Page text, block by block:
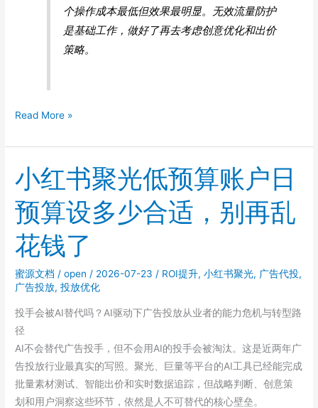
个操作成本最低但效果最明显。无效流量防护
是基础工作，做好了再去考虑创意优化和出价
策略。
小
书
光
投
放
和
巨
量
千
川
怎
么
选？
预
算
Read More »
小红书聚光低预算账户日
预算设多少合适，别再乱
花钱了
蜜源文档 /open/ 2026-07-23/ ROI提升,小红书聚光, 广告代投,
广告投放,投放优化
投手会被AI替代吗？AI驱动下广告投放从业者的能力危机与转型路
径
AI不会替代广告投手，但不会用AI的投手会被淘汰。这是近两年广
告投放行业最真实的写照。聚光、巨量等平台的AI工具已经能完成
批量素材测试、智能出价和实时数据追踪，但战略判断、创意策
划和用户洞察这些环节，依然是人不可替代的核心壁垒。